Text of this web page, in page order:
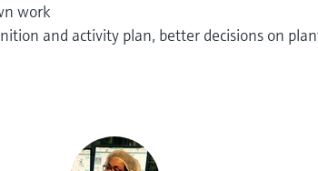
work
and activity plan, better decisions on